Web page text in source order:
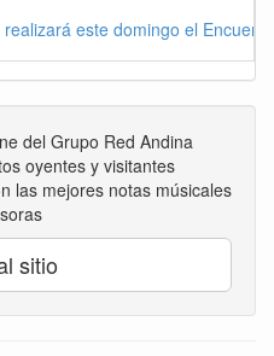
este domingo el
del Grupo Red Andina
oyentes y visitantes
las mejores notas músicales
sitio